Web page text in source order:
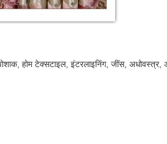
होम टेक्सटाइल, इंटरलाइनिंग, जींस,